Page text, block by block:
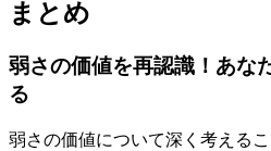
まとめ
弱さの価値を再認識！あな
る
弱さの価値について深く考える